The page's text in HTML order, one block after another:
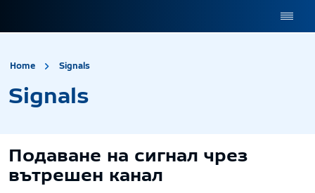
Home Signals
Signals
Подаване на сигнал чрез
вътрешен канал